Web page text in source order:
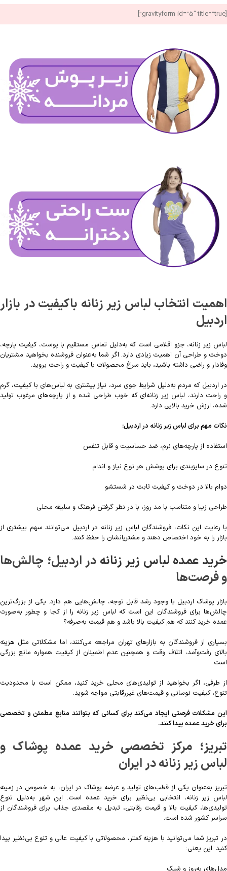
[gravityform id=”5″ title=”true”]
اهمیت انتخاب لباس زیر زنانه باکیفیت در بازار
اردبیل
لباس زیر زنانه، جزو اقلامی است که به‌دلیل تماس مستقیم با پوست، کیفیت پارچه،
دوخت و طراحی آن اهمیت زیادی دارد. اگر شما به‌عنوان فروشنده بخواهید مشتریان
وفادار و راضی داشته باشید، باید سراغ محصولات با کیفیت و راحت بروید.
در اردبیل که مردم به‌دلیل شرایط جوی سرد، نیاز بیشتری به لباس‌های با کیفیت، گرم
و راحت دارند، لباس زیر زنانه‌ای که خوب طراحی شده و از پارچه‌های مرغوب تولید
شده، ارزش خرید بالایی دارد.
نکات مهم برای لباس زیر زنانه در اردبیل:
استفاده از پارچه‌های نرم، ضد حساسیت و قابل تنفس
تنوع در سایزبندی برای پوشش هر نوع نیاز و اندام
دوام بالا در دوخت و کیفیت ثابت در شستشو
طراحی زیبا و متناسب با مد روز، با در نظر گرفتن فرهنگ و سلیقه محلی
با رعایت این نکات، فروشندگان لباس زیر زنانه در اردبیل می‌توانند سهم بیشتری از
بازار را به خود اختصاص دهند و مشتریانشان را حفظ کنند.
خرید عمده لباس زیر زنانه در اردبیل؛ چالش‌ها
و فرصت‌ها
بازار پوشاک اردبیل با وجود رشد قابل توجه، چالش‌هایی هم دارد. یکی از بزرگ‌ترین
چالش‌ها برای فروشندگان این است که لباس زیر زنانه را از کجا و چطور به‌صورت
عمده خرید کنند که هم کیفیت بالا باشد و هم قیمت به‌صرفه؟
بسیاری از فروشندگان به بازارهای تهران مراجعه می‌کنند، اما مشکلاتی مثل هزینه
بالای رفت‌وآمد، اتلاف وقت و همچنین عدم اطمینان از کیفیت همواره مانع بزرگی
است.
از طرفی، اگر بخواهید از تولیدی‌های محلی خرید کنید، ممکن است با محدودیت
تنوع، کیفیت نوسانی و قیمت‌های غیررقابتی مواجه شوید.
این مشکلات فرصتی ایجاد می‌کند برای کسانی که بتوانند منابع مطمئن و تخصصی
برای خرید عمده پیدا کنند.
تبریز؛ مرکز تخصصی خرید عمده پوشاک و
لباس زیر زنانه در ایران
تبریز به‌عنوان یکی از قطب‌های تولید و عرضه پوشاک در ایران، به خصوص در زمینه
لباس زیر زنانه، انتخابی بی‌نظیر برای خرید عمده است. این شهر به‌دلیل تنوع
تولیدی‌ها، کیفیت بالا و قیمت رقابتی، تبدیل به مقصدی جذاب برای فروشندگان از
سراسر کشور شده است.
در تبریز شما می‌توانید با هزینه کمتر، محصولاتی با کیفیت عالی و تنوع بی‌نظیر پیدا
کنید. این یعنی:
مدل‌های به‌روز و شیک